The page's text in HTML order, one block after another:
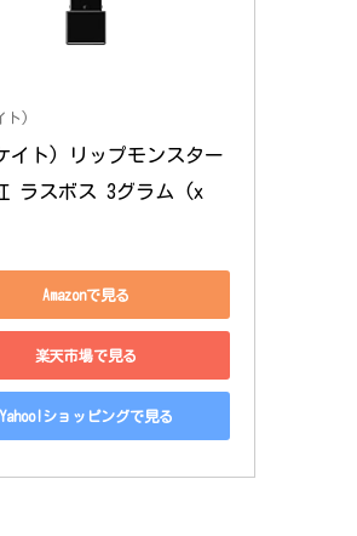
ト)
イト) リップモンスター
ラスボス 3グラム (x
Amazonで見る
楽天市場で見る
Yahoo!ショッピングで見る